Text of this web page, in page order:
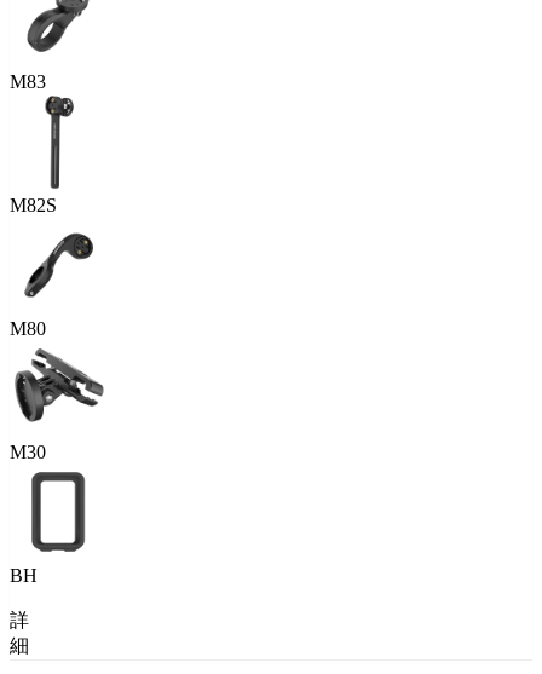
M83
M82S
M80
M30
BH
詳
細